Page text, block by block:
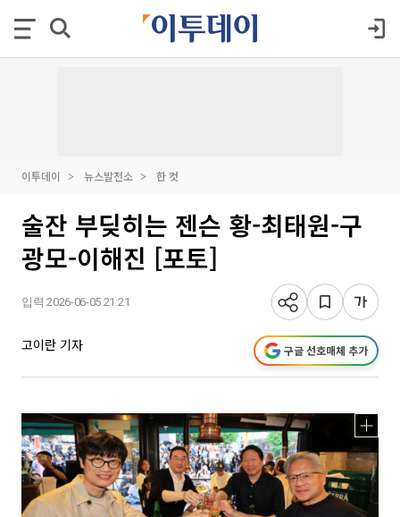
이투데이 뉴스발전소 한 컷
술잔 부딪히는 젠슨 황-최태원-구
광모-이해진 [포토]
입력 2026-06-05 21:21
고이란 기자 구글 선호매체 추가